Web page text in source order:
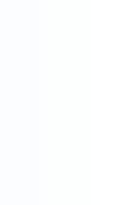
Белый